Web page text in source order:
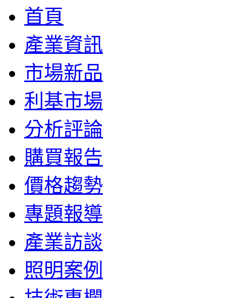
首頁
產業資訊
市場新品
利基市場
分析評論
購買報告
價格趨勢
專題報導
產業訪談
照明案例